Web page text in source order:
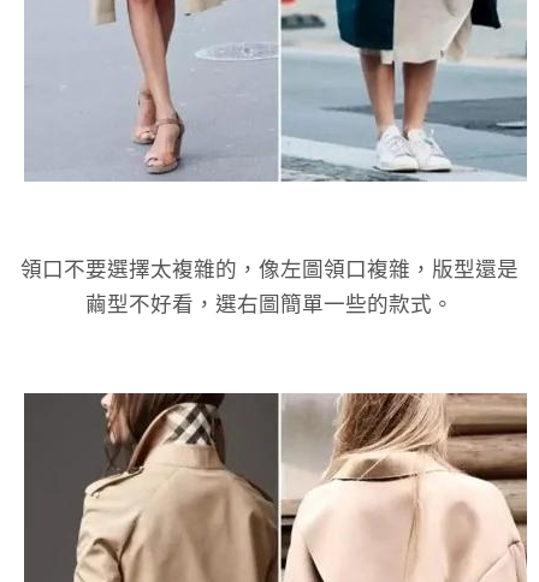
領口不要選擇太複雜的，像左圖領口複雜，版型還是
繭型不好看，選右圖簡單一些的款式。